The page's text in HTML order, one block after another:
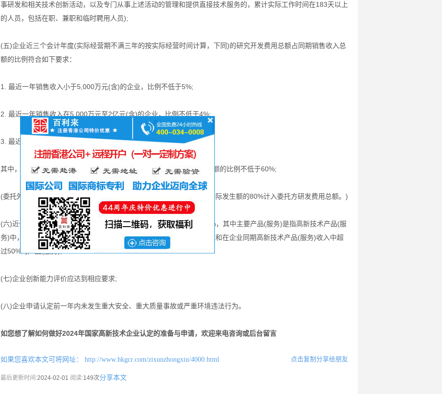
事研发和相关技术创新活动，以及专门从事上述活动的管理和提供直接技术服务的，累计实际工作时间在183天以上
的人员，包括在职、兼职和临时聘用人员);
(五)企业近三个会计年度(实际经营期不满三年的按实际经营时间计算，下同)的研究开发费用总额占同期销售收入总
额的比例符合如下要求：
1. 最近一年销售收入小于5,000万元(含)的企业，比例不低于5%;
2. 最近一年销售收入在5,000万元至2亿元(含)的企业，比例不低于4%;
3. 最近一年销售收入在2亿元以上的企业，比例不低于3%。
其中，企业在中国境内发生的研究开发费用总额占全部研究开发费用总额的比例不低于60%;
(委托外部研究开发费用的实际发生额应按照独立交易原则确定，按照实际发生额的80%计入委托方研发费用总额。)
(六)近一年高新技术产品(服务)收入占企业同期总收入的比例不低于60%，其中主要产品(服务)是指高新技术产品(服
务)中，拥有在技术上发挥核心支持作用的知识产权的所有权，且收入之和在企业同期高新技术产品(服务)收入中超
过50%的产品(服务);
(七)企业创新能力评价应达到相应要求;
(八)企业申请认定前一年内未发生重大安全、重大质量事故或严重环境违法行为。
如您想了解如何做好2024年国家高新技术企业认定的准备与申请，欢迎来电咨询或后台留言
如果您喜欢本文可将网址： http://www.hkgcr.com/zixunzhongxin/4000.html 点击复制分享给朋友
最后更新时间:2024-02-01 阅读:149次分享本文